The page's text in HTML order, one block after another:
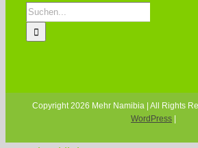
Suche
nach:
Copyright 2026 Mehr Namibia | All Rights
WordPress